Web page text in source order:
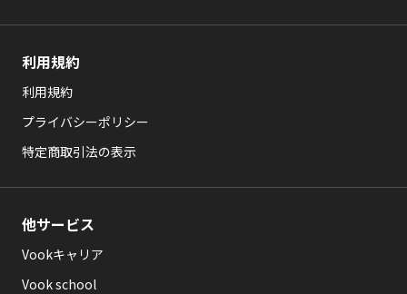
利用規約
利用規約
プライバシーポリシー
特定商取引法の表示
他サービス
Vookキャリア
Vook school